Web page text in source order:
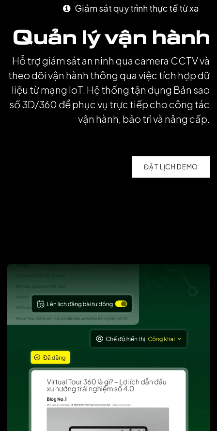
Giám sát quy trình thực tế từ xa
Quản lý vận hành
Hỗ trợ giám sát an ninh qua camera CCTV và
theo dõi vận hành thông qua việc tích hợp dữ
liệu từ mạng IoT. Hệ thống tận dụng Bản sao
số 3D/360 để phục vụ trực tiếp cho công tác
vận hành, bảo trì và nâng cấp.
ĐẶT LỊCH DEMO